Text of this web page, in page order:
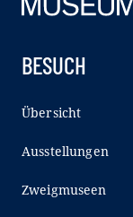
BESUCH
Übersicht
Ausstellungen
Zweigmuseen